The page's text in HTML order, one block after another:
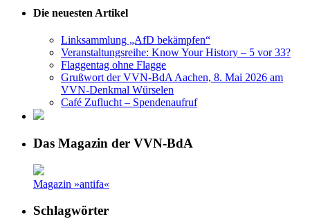
Die neuesten Artikel
Linksammlung „AfD bekämpfen“
Veranstaltungsreihe: Know Your History – 5 vor 33?
Flaggentag ohne Flagge
Grußwort der VVN-BdA Aachen, 8. Mai 2026 am
VVN-Denkmal Würselen
Café Zuflucht – Spendenaufruf
Das Magazin der VVN-BdA
Magazin »antifa«
Schlagwörter